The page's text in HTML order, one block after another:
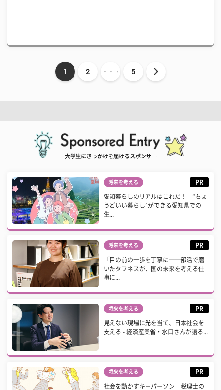
1 2 ・・・ 5
大学生にきっかけを届けるスポンサー
将来を考える PR
愛知暮らしのリアルはこれだ！ “ちょ
うどいい暮らし”ができる愛知県での
生...
将来を考える PR
「目の前の一歩を丁寧に──部活で磨
いたタフネスが、国の未来を考える仕
事に...
将来を考える PR
見えない現場に光を当て、日本社会を
支える - 経済産業省・水口さんが語る...
将来を考える PR
社会を動かすキーパーソン 税理士の